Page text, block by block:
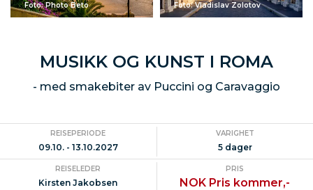
Foto: Photo Beto Foto: Vladislav Zolotov
MUSIKK OG KUNST I ROMA
- med smakebiter av Puccini og Caravaggio
REISEPERIODE
09.10. - 13.10.2027
VARIGHET
5 dager
REISELEDER
Kirsten Jakobsen
PRIS
NOK Pris kommer,-